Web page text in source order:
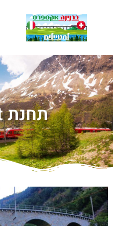
תחנת Li Curt